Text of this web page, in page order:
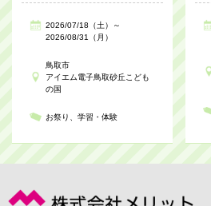
2026/07/18（土）～
2026/08/31（月）
鳥取市
アイエム電子鳥取砂丘こども
の国
お祭り 学習・体験